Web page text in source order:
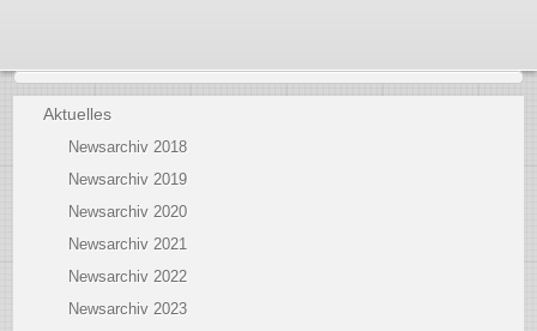
Aktuelles
Newsarchiv 2018
Newsarchiv 2019
Newsarchiv 2020
Newsarchiv 2021
Newsarchiv 2022
Newsarchiv 2023